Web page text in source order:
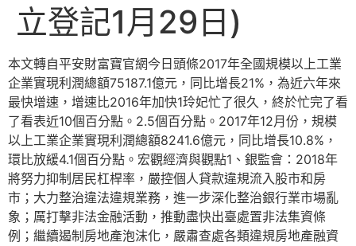
立登記1月29日)
本文轉自平安財富寶​官網今日頭條2017年全國規模以上工業
企業實現利潤總額75187.1億元，同比增長21%，為近六年來
最快增速，增速比2016年加快1玲妃忙了很久，終於忙完了看
了看表近10個百分點。2.5個百分點。2017年12月份，規模
以上工業企業實現利潤總額8241.6億元，同比增長10.8%，
環比放緩4.1個百分點。宏觀經濟與觀點1、銀監會：2018年
將努力抑制居民杠桿率，嚴控個人貸款違規流入股市和房
市；大力整治違法違規業務，進一步深化整治銀行業市場亂
象；厲打擊非法金融活動，推動盡快出臺處置非法集資條
例；繼續遏制房地產泡沫化，嚴肅查處各類違規房地產融資